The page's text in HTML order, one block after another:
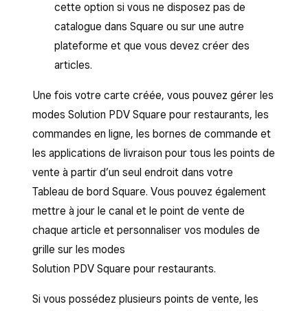
cette option si vous ne disposez pas de
catalogue dans Square ou sur une autre
plateforme et que vous devez créer des
articles.
Une fois votre carte créée, vous pouvez gérer les
modes Solution PDV Square pour restaurants, les
commandes en ligne, les bornes de commande et
les applications de livraison pour tous les points de
vente à partir d’un seul endroit dans votre
Tableau de bord Square. Vous pouvez également
mettre à jour le canal et le point de vente de
chaque article et personnaliser vos modules de
grille sur les modes
Solution PDV Square pour restaurants.
Si vous possédez plusieurs points de vente, les